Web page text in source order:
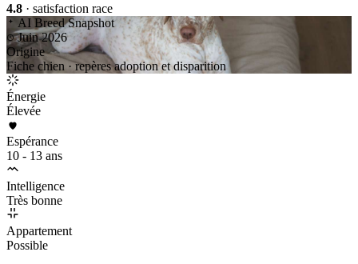
4.8 · satisfaction race
AI Breed Snapshot
Juin 2026
Origine
Fiche chien · repères adoption et disparition
Énergie
Élevée
Espérance
10 - 13 ans
Intelligence
Très bonne
Appartement
Possible